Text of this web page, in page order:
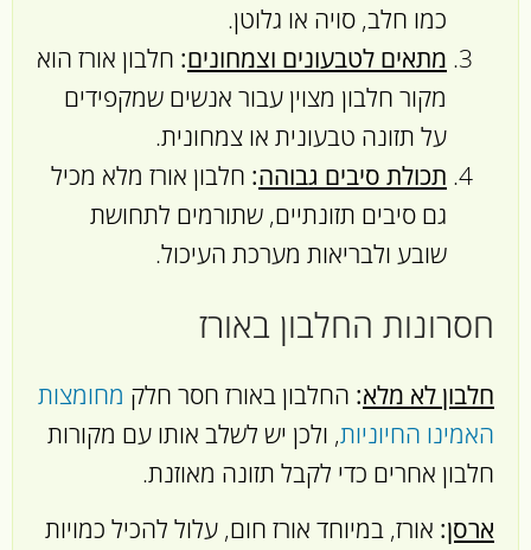
כמו חלב, סויה או גלוטן.
מתאים לטבעונים וצמחונים: חלבון אורז הוא
מקור חלבון מצוין עבור אנשים שמקפידים
על תזונה טבעונית או צמחונית.
תכולת סיבים גבוהה: חלבון אורז מלא מכיל
גם סיבים תזונתיים, שתורמים לתחושת
שובע ולבריאות מערכת העיכול.
חסרונות החלבון באורז
חלבון לא מלא: החלבון באורז חסר חלק מחומצות
האמינו החיוניות, ולכן יש לשלב אותו עם מקורות
חלבון אחרים כדי לקבל תזונה מאוזנת.
ארסן: אורז, במיוחד אורז חום, עלול להכיל כמויות